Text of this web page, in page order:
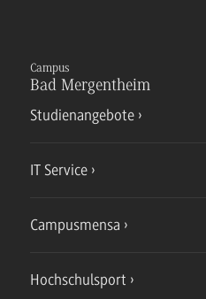
Campus
Bad Mergentheim
Studienangebote
IT Service
Campusmensa
Hochschulsport